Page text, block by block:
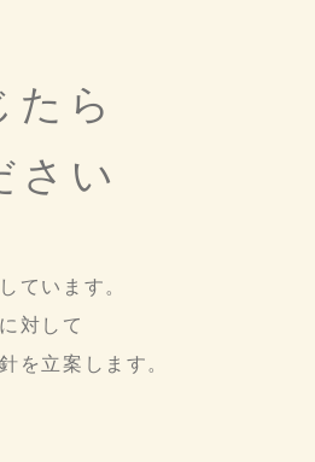
たら
さい
ています。
対して
を立案します。